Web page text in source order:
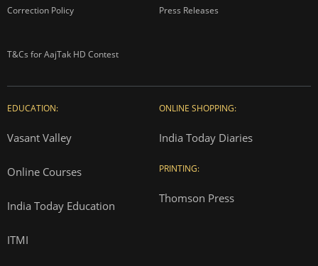
Correction Policy Press Releases
T&Cs for AajTak HD Contest
EDUCATION:
Vasant Valley
Online Courses
India Today Education
ITMI
ONLINE SHOPPING:
India Today Diaries
PRINTING:
Thomson Press